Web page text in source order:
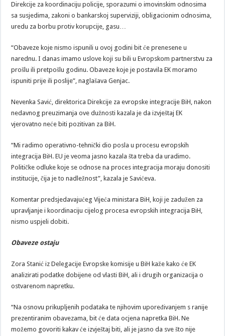
Direkcije za koordinaciju policije, sporazumi o imovinskim odnosima
sa susjedima, zakoni o bankarskoj superviziji, obligacionim odnosima,
uredu za borbu protiv korupcije, gasu…
“Obaveze koje nismo ispunili u ovoj godini bit će prenesene u
narednu. I danas imamo uslove koji su bili u Evropskom partnerstvu za
prošlu ili pretpošlu godinu. Obaveze koje je postavila EK moramo
ispuniti prije ili poslije”, naglašava Genjac.
Nevenka Savić, direktorica Direkcije za evropske integracije BiH, nakon
nedavnog preuzimanja ove dužnosti kazala je da izvještaj EK
vjerovatno neće biti pozitivan za BiH.
“Mi radimo operativno-tehnički dio posla u procesu evropskih
integracija BiH. EU je veoma jasno kazala šta treba da uradimo.
Političke odluke koje se odnose na proces integracija moraju donositi
institucije, čija je to nadležnost”, kazala je Savićeva.
Komentar predsjedavajućeg Vijeća ministara BiH, koji je zadužen za
upravljanje i koordinaciju cijelog procesa evropskih integracija BiH,
nismo uspjeli dobiti.
Obaveze ostaju
Zora Stanić iz Delegacije Evropske komisije u BiH kaže kako će EK
analizirati podatke dobijene od vlasti BiH, ali i drugih organizacija o
ostvarenom napretku.
“Na osnovu prikupljenih podataka te njihovim upoređivanjem s ranije
prezentiranim obavezama, bit će data ocjena napretka BiH. Ne
možemo govoriti kakav će izvještaj biti, ali je jasno da sve što nije